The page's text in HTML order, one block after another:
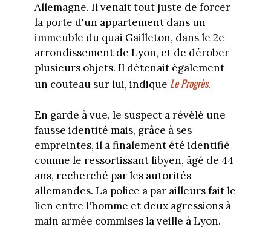
Allemagne. Il venait tout juste de forcer
la porte d'un appartement dans un
immeuble du quai Gailleton, dans le 2e
arrondissement de Lyon, et de dérober
plusieurs objets. Il détenait également
un couteau sur lui, indique Le Progrès.
En garde à vue, le suspect a révélé une
fausse identité mais, grâce à ses
empreintes, il a finalement été identifié
comme le ressortissant libyen, âgé de 44
ans, recherché par les autorités
allemandes. La police a par ailleurs fait le
lien entre l'homme et deux agressions à
main armée commises la veille à Lyon.